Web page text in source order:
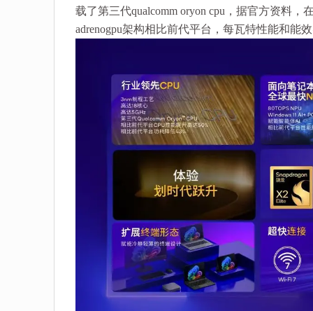
载了第三代qualcomm oryon cpu，据官方资料
adrenogpu架构相比前代平台，每瓦特性能和能